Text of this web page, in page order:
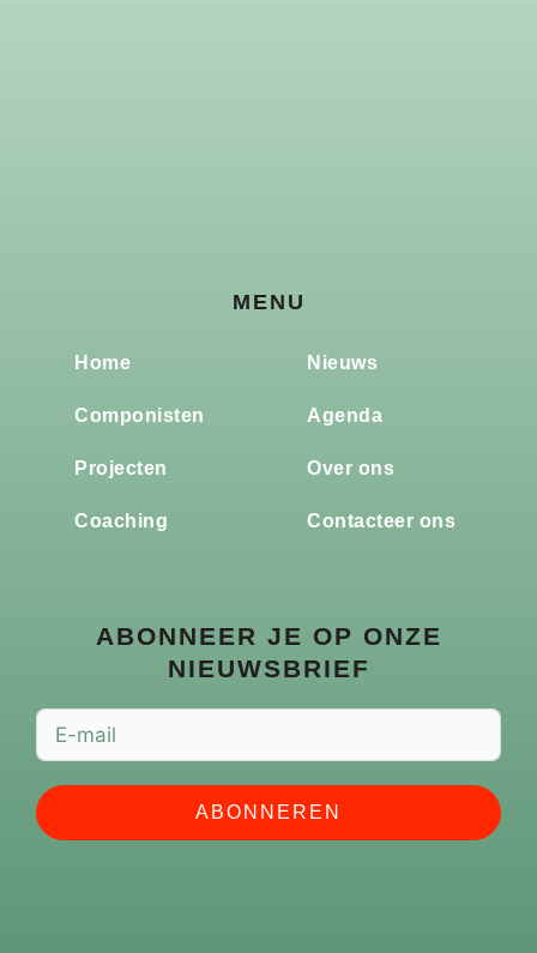
MENU
Home
Componisten
Projecten
Coaching
Nieuws
Agenda
Over ons
Contacteer ons
ABONNEER JE OP ONZE
NIEUWSBRIEF
ABONNEREN